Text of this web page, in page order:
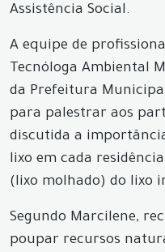
Assistência Social.
A equipe de
Tecnóloga Ambiental
da Prefeitura
para palestrar aos
discutida a
lixo em cada
(lixo molhado) do lixo
Segundo Marcilene,
poupar recursos